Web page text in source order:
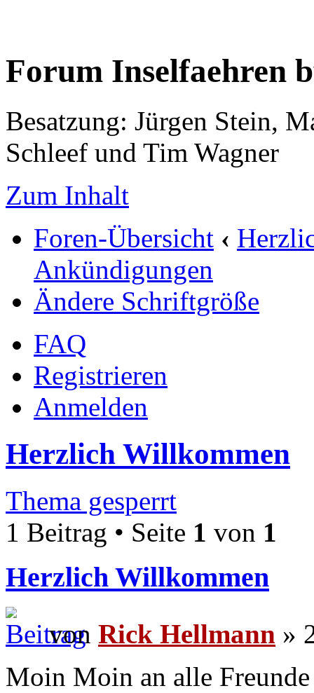
Forum Inselfaehren
Besatzung: Jürgen Stein,
Schleef und Tim Wagner
Zum Inhalt
Foren-Übersicht ‹
Ankündigungen
Ändere Schriftgröße
FAQ
Registrieren
Anmelden
Herzlich Willkommen
Thema gesperrt
1 Beitrag • Seite 1 von 1
Herzlich Willkommen
von Rick Hellmann »
Moin Moin an alle